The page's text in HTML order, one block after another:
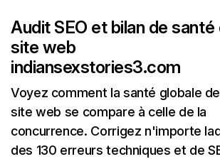
Audit SEO et bilan de santé
site web
indiansexstories3.com
Voyez comment la santé globale
site web se compare à celle de la
concurrence. Corrigez n'importe
des 130 erreurs techniques et de